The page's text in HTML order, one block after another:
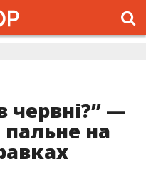
червні?” —
пальне на